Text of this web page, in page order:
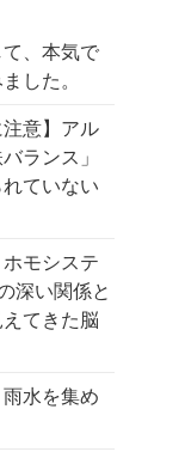
、本気で
した。
注意】アル
ランス」
ていない
ホモシステ
深い関係と
てきた脳
水を集め